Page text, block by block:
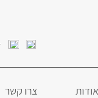
אודות צרו קשר